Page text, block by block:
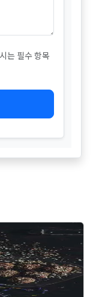
는 필수 항목